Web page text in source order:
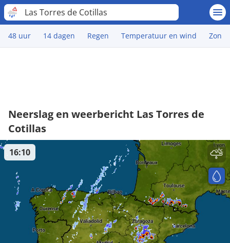
Las Torres de Cotillas
48 uur 14 dagen Regen Temperatuur en wind Zon
Neerslag en weerbericht Las Torres de
Cotillas
16:10